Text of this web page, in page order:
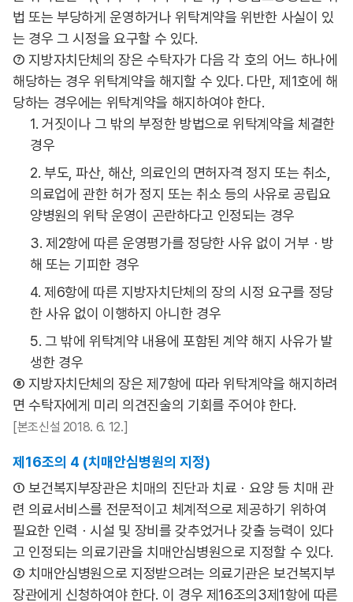
법 또는 부당하게 운영하거나 위탁계약을 위반한 사실이 있
는 경우 그 시정을 요구할 수 있다.
⑦ 지방자치단체의 장은 수탁자가 다음 각 호의 어느 하나에
해당하는 경우 위탁계약을 해지할 수 있다. 다만, 제1호에 해
당하는 경우에는 위탁계약을 해지하여야 한다.
1. 거짓이나 그 밖의 부정한 방법으로 위탁계약을 체결한
경우
2. 부도, 파산, 해산, 의료인의 면허자격 정지 또는 취소,
의료업에 관한 허가 정지 또는 취소 등의 사유로 공립요
양병원의 위탁 운영이 곤란하다고 인정되는 경우
3. 제2항에 따른 운영평가를 정당한 사유 없이 거부ㆍ방
해 또는 기피한 경우
4. 제6항에 따른 지방자치단체의 장의 시정 요구를 정당
한 사유 없이 이행하지 아니한 경우
5. 그 밖에 위탁계약 내용에 포함된 계약 해지 사유가 발
생한 경우
⑧ 지방자치단체의 장은 제7항에 따라 위탁계약을 해지하려
면 수탁자에게 미리 의견진술의 기회를 주어야 한다.
[본조신설 2018. 6. 12.]
제16조의 4 (치매안심병원의 지정)
① 보건복지부장관은 치매의 진단과 치료ㆍ요양 등 치매 관
련 의료서비스를 전문적이고 체계적으로 제공하기 위하여
필요한 인력ㆍ시설 및 장비를 갖추었거나 갖출 능력이 있다
고 인정되는 의료기관을 치매안심병원으로 지정할 수 있다.
② 치매안심병원으로 지정받으려는 의료기관은 보건복지부
장관에게 신청하여야 한다. 이 경우 제16조의3제1항에 따른